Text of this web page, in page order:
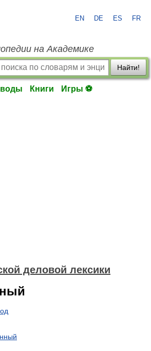
EN DE ES FR
на Академике
Найти!
Книги Игры ⚽
деловой лексики